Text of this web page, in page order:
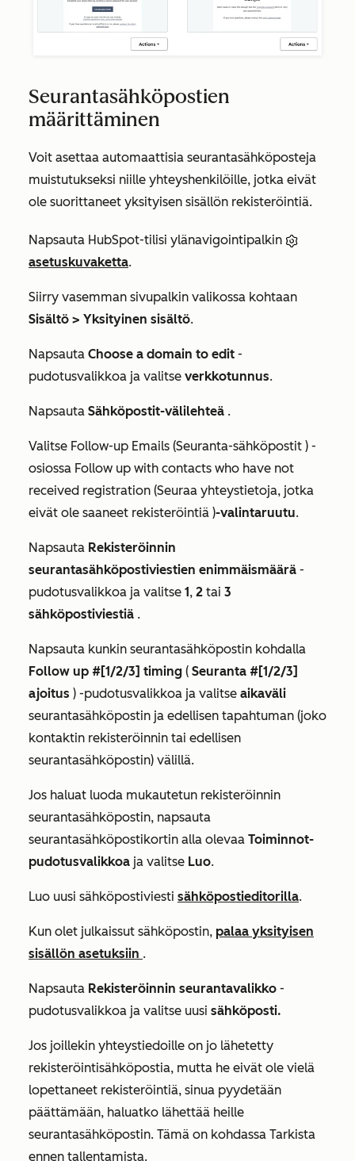
Seurantasähköpostien
määrittäminen
Voit asettaa automaattisia seurantasähköposteja
muistutukseksi niille yhteyshenkilöille, jotka eivät
ole suorittaneet yksityisen sisällön rekisteröintiä.
Napsauta HubSpot-tilisi ylänavigointipalkin
asetuskuvaketta.
Siirry vasemman sivupalkin valikossa kohtaan
Sisältö > Yksityinen sisältö.
Napsauta Choose a domain to edit -
pudotusvalikkoa ja valitse verkkotunnus.
Napsauta Sähköpostit-välilehteä .
Valitse Follow-up Emails (Seuranta-sähköpostit ) -
osiossa Follow up with contacts who have not
received registration (Seuraa yhteystietoja, jotka
eivät ole saaneet rekisteröintiä )-valintaruutu.
Napsauta Rekisteröinnin
seurantasähköpostiviestien enimmäismäärä -
pudotusvalikkoa ja valitse 1 , 2 tai 3
sähköpostiviestiä .
Napsauta kunkin seurantasähköpostin kohdalla
Follow up #[1/2/3] timing ( Seuranta #[1/2/3]
ajoitus ) -pudotusvalikkoa ja valitse aikaväli
seurantasähköpostin ja edellisen tapahtuman (joko
kontaktin rekisteröinnin tai edellisen
seurantasähköpostin) välillä.
Jos haluat luoda mukautetun rekisteröinnin
seurantasähköpostin, napsauta
seurantasähköpostikortin alla olevaa Toiminnot-
pudotusvalikkoa ja valitse Luo.
Luo uusi sähköpostiviesti sähköpostieditorilla.
Kun olet julkaissut sähköpostin, palaa yksityisen
sisällön asetuksiin .
Napsauta Rekisteröinnin seurantavalikko -
pudotusvalikkoa ja valitse uusi sähköposti.
Jos joillekin yhteystiedoille on jo lähetetty
rekisteröintisähköpostia, mutta he eivät ole vielä
lopettaneet rekisteröintiä, sinua pyydetään
päättämään, haluatko lähettää heille
seurantasähköpostin. Tämä on kohdassa Tarkista
ennen tallentamista.